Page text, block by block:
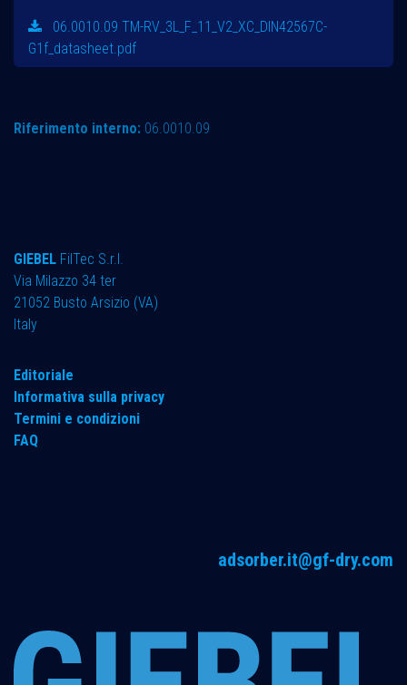
06.0010.09 TM-RV_3L_F_11_V2_XC_DIN42567C-
G1f_datasheet.pdf
Riferimento interno: 06.0010.09
GIEBEL FilTec S.r.l.
Via Milazzo 34 ter ​
21052 Busto Arsizio (VA)
Italy
Editoriale
Informativa sulla privacy
Termini e condizioni
FAQ
adsorber.it@gf-dry.com